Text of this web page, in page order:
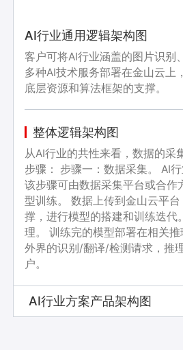
AI行业通用逻辑架构图
客户可将AI行业涵盖的图片识别
多种AI技术服务部署在金山云上
底层资源和算法框架的支撑。
整体逻辑架构图
从AI行业的共性来看，数据的采
步骤： 步骤一：数据采集。 AI
该步骤可由数据采集平台或合作
型训练。 数据上传到金山云平
撑，进行模型的搭建和训练迭代
理。 训练完的模型部署在相关
外界的识别/翻译/检测请求，推
户。
AI行业方案产品架构图